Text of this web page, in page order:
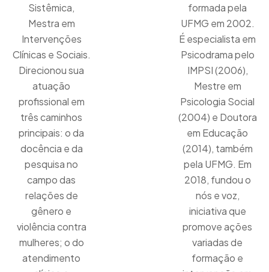
Sistêmica,
Mestra em
Intervenções
Clínicas e Sociais.
Direcionou sua
atuação
profissional em
três caminhos
principais: o da
docência e da
pesquisa no
campo das
relações de
gênero e
violência contra
mulheres; o do
atendimento
formada pela
UFMG em 2002.
É especialista em
Psicodrama pelo
IMPSI (2006),
Mestre em
Psicologia Social
(2004) e Doutora
em Educação
(2014), também
pela UFMG. Em
2018, fundou o
nós e voz,
iniciativa que
promove ações
variadas de
formação e